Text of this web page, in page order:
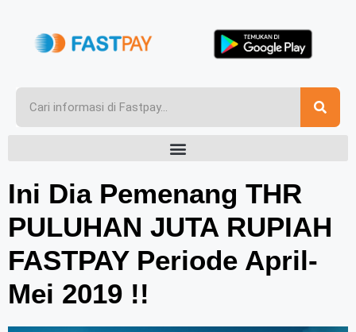
Ini Dia Pemenang THR
PULUHAN JUTA RUPIAH
FASTPAY Periode April-
Mei 2019 !!